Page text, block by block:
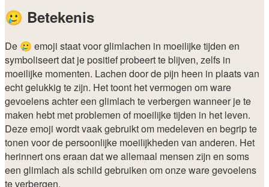
🥲 Betekenis
De 🥲 emoji staat voor glimlachen in moeilijke tijden en
symboliseert dat je positief probeert te blijven, zelfs in
moeilijke momenten. Lachen door de pijn heen in plaats van
echt gelukkig te zijn. Het toont het vermogen om ware
gevoelens achter een glimlach te verbergen wanneer je te
maken hebt met problemen of moeilijke tijden in het leven.
Deze emoji wordt vaak gebruikt om medeleven en begrip te
tonen voor de persoonlijke moeilijkheden van anderen. Het
herinnert ons eraan dat we allemaal mensen zijn en soms
een glimlach als schild gebruiken om onze ware gevoelens
te verbergen.